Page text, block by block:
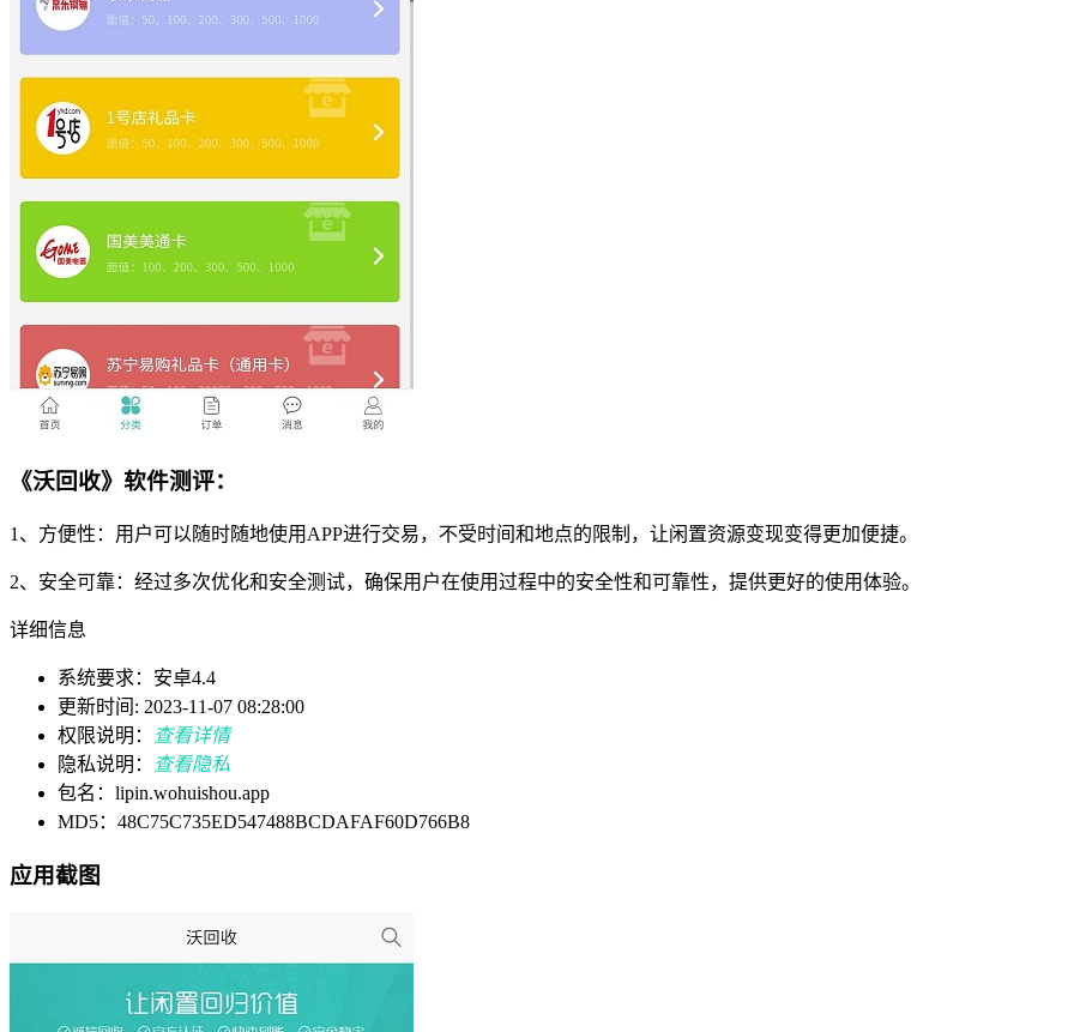
《沃回收》软件测评：
1、方便性：用户可以随时随地使用APP进行交易，不受时间和地点的限制，让闲置资源变现变得更加便捷。
2、安全可靠：经过多次优化和安全测试，确保用户在使用过程中的安全性和可靠性，提供更好的使用体验。
详细信息
系统要求：安卓4.4
更新时间: 2023-11-07 08:28:00
权限说明：
查看详情
隐私说明：
查看隐私
包名：lipin.wohuishou.app
MD5：48C75C735ED547488BCDAFAF60D766B8
应用截图